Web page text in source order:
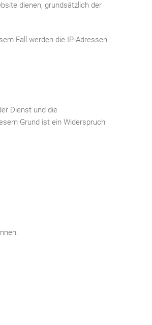
dienen, grundsätzlich der
Fall werden die IP-Adressen
Dienst und die
Grund ist ein Widerspruch